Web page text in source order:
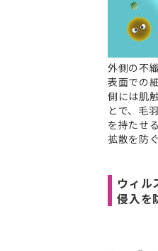
外側の不
表面での
側には肌
とで、毛
を持たせ
拡散を防
ウィル
侵入を